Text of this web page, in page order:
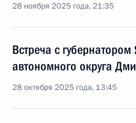
28 ноября 2025 года, 21:35
Встреча с
автономного округа
28 октября 2025 года, 13:45